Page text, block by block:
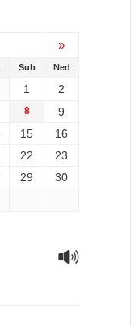
»
Sub Ned
1
2
8
9
15
16
22
23
29
30